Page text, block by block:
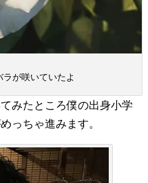
が咲いていたよ
みたところ僕の出身小学
っちゃ進みます。